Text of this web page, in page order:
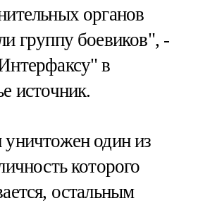
органов
группу боевиков", -
в
источник.
один из
которого
остальным